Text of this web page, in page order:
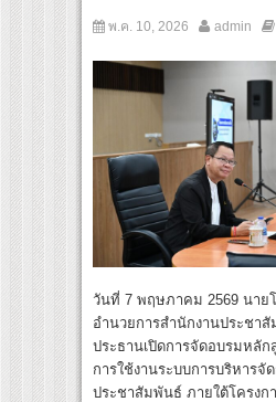
พ.ค. 10, 2026 admin
วันที่ 7 พฤษภาคม 2569 นาย
อำนวยการสำนักงานประชา
ประธานเปิดการจัดอบรมหลั
การใช้งานระบบการบริหารจั
ประชาสัมพันธ์ ภายใต้โครง